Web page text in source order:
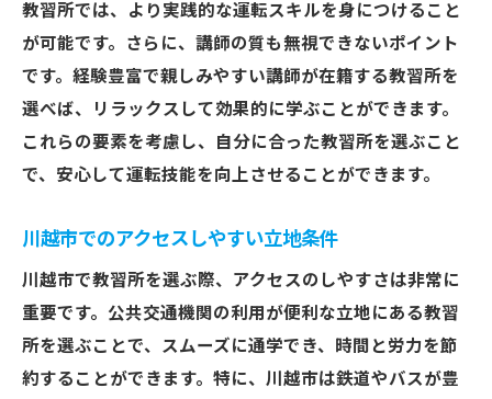
シミュレーション学習の活用法
運転スキルの自己評価と教習所のサポート
危険予測能力を高める教習内容
積極的な実践学習で自信を持つ
地域で人気の教習所の特徴
学びやすさを追求したカリキュラム
教習所の安全対策と取り組み
個別対応のメリットとデメリット
実績豊富な教習所の選び方
教習所では、より実践的な運転スキルを身につけること
が可能です。さらに、講師の質も無視できないポイント
です。経験豊富で親しみやすい講師が在籍する教習所を
選べば、リラックスして効果的に学ぶことができます。
これらの要素を考慮し、自分に合った教習所を選ぶこと
で、安心して運転技能を向上させることができます。
川越市でのアクセスしやすい立地条件
川越市で教習所を選ぶ際、アクセスのしやすさは非常に
重要です。公共交通機関の利用が便利な立地にある教習
所を選ぶことで、スムーズに通学でき、時間と労力を節
約することができます。特に、川越市は鉄道やバスが豊